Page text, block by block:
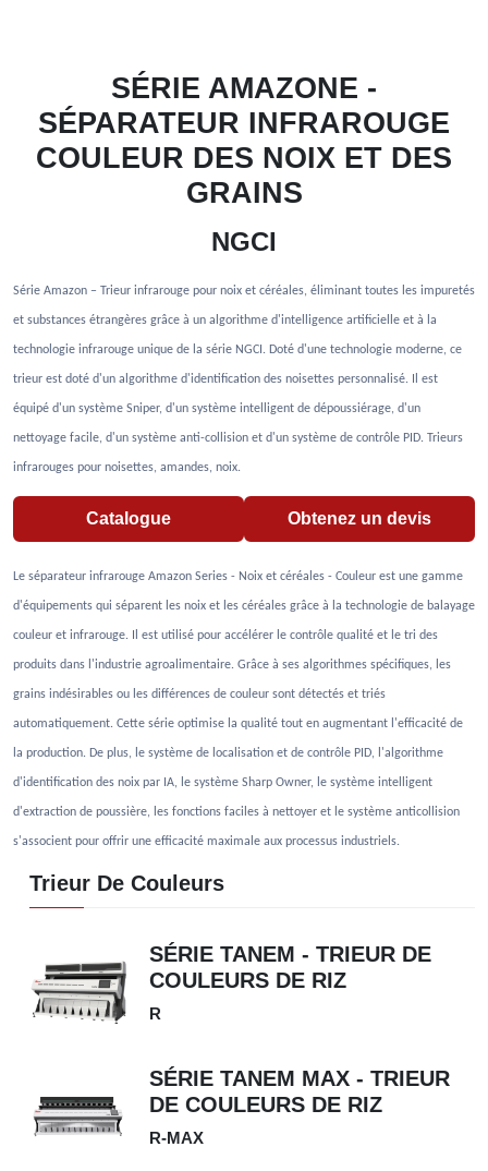
SÉRIE AMAZONE -
SÉPARATEUR INFRAROUGE
COULEUR DES NOIX ET DES
GRAINS
NGCI
Série Amazon – Trieur infrarouge pour noix et céréales, éliminant toutes les impuretés
et substances étrangères grâce à un algorithme d'intelligence artificielle et à la
technologie infrarouge unique de la série NGCI. Doté d'une technologie moderne, ce
trieur est doté d'un algorithme d'identification des noisettes personnalisé. Il est
équipé d'un système Sniper, d'un système intelligent de dépoussiérage, d'un
nettoyage facile, d'un système anti-collision et d'un système de contrôle PID. Trieurs
infrarouges pour noisettes, amandes, noix.
Catalogue Obtenez un devis
Le séparateur infrarouge Amazon Series - Noix et céréales - Couleur est une gamme
d'équipements qui séparent les noix et les céréales grâce à la technologie de balayage
couleur et infrarouge. Il est utilisé pour accélérer le contrôle qualité et le tri des
produits dans l'industrie agroalimentaire. Grâce à ses algorithmes spécifiques, les
grains indésirables ou les différences de couleur sont détectés et triés
automatiquement. Cette série optimise la qualité tout en augmentant l'efficacité de
la production. De plus, le système de localisation et de contrôle PID, l'algorithme
d'identification des noix par IA, le système Sharp Owner, le système intelligent
d'extraction de poussière, les fonctions faciles à nettoyer et le système anticollision
s'associent pour offrir une efficacité maximale aux processus industriels.
Trieur De Couleurs
SÉRIE TANEM - TRIEUR DE
COULEURS DE RIZ
R
SÉRIE TANEM MAX - TRIEUR
DE COULEURS DE RIZ
R-MAX